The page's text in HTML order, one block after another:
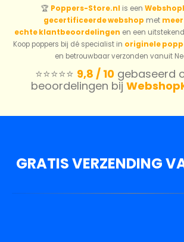
🏆 Poppers-Store.nl is een
gecertificeerde webshop met
echte klantbeoordelingen en een
Koop poppers bij dé specialist in originele
en betrouwbaar verzonden vanuit
⭐️⭐️⭐️⭐️⭐️ 9,8 / 10gebaseerd
beoordelingen bij
GRATIS VERZENDING